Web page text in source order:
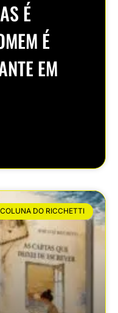
É
É
EM
COLUNA DO RICCHETTI